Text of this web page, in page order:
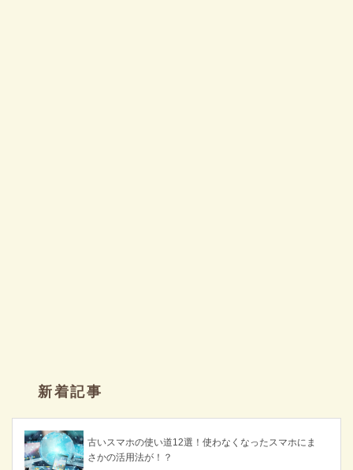
新着記事
古いスマホの使い道12選！使わなくなったスマホにま
さかの活用法が！？